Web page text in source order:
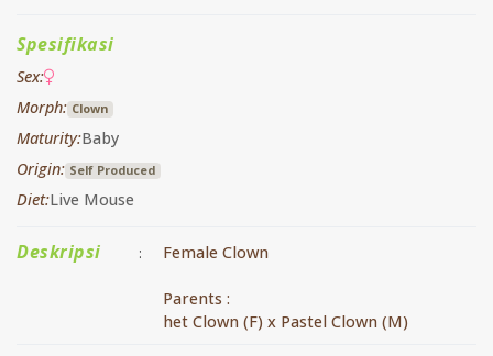
Spesifikasi
Sex:
Morph: Clown
Maturity:Baby
Origin: Self Produced
Diet:Live Mouse
Deskripsi : Female Clown
Parents :
het Clown (F) x Pastel Clown (M)